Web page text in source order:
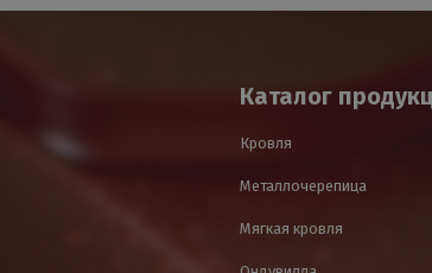
Каталог
Кровля
Металлочерепица
Мягкая кровля